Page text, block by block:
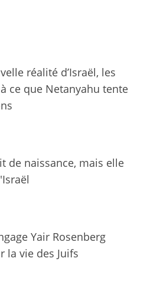
réalité d’Israël, les
ce que Netanyahu tente
de naissance, mais elle
Yair Rosenberg
la vie des Juifs